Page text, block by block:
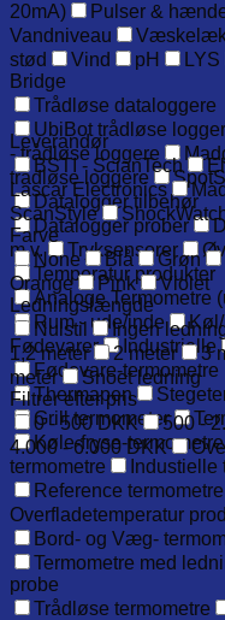
20mA)
Pulser &
Vandniveau
stød
Vind pH LYS
Bridge
Trådløse dataloggere
UbiBot trådløse
- trådløse loggere
trådløse loggere
Datalogger tilbehør
Datalogger prober
m.v.
Tryksensorer
Temperatur produkter
Analoge Termometre
Rum - ude/inde
Fødevarer
Industrielle
Fødevare-termometre
Thermapen
Grill termometer
Køle-fryse-termometre
termometre
Industielle
Reference termometre
Overfladetemperatur
Bord- og Væg-
Termometre med
probe
Trådløse termometre
Leverandør
BSTI - ScianTech
Lascar Electronics
ScanStyle
Farve
None
Blå Grøn
Orange
Pink
Violet
Ledningslængde
Nulstil
Ingen
1,2 meter
2 meter 3
meter
Snoet ledning
Filtrer efter pris
0 - 500 DKK
500 -
4.000 - 6.000 DKK